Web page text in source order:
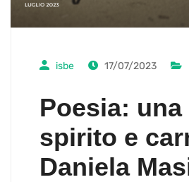
isbe 17/07/2023
Poesia:
spirito e
Daniela